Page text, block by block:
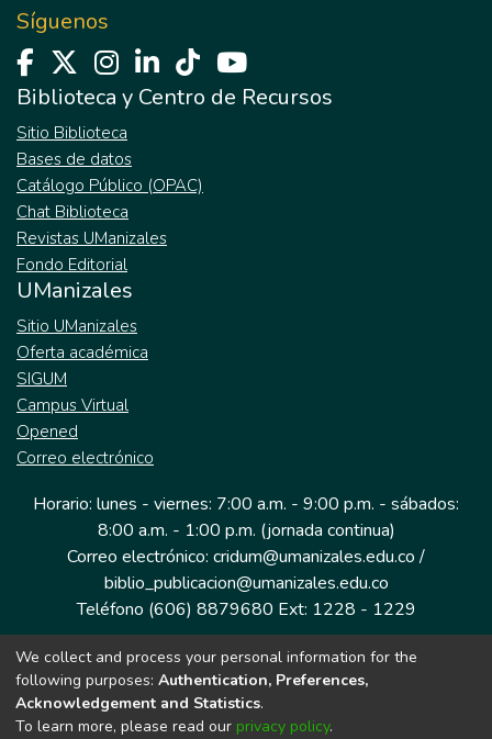
Síguenos
Biblioteca y Centro de Recursos
Sitio Biblioteca
Bases de datos
Catálogo Público (OPAC)
Chat Biblioteca
Revistas UManizales
Fondo Editorial
UManizales
Sitio UManizales
Oferta académica
SIGUM
Campus Virtual
Opened
Correo electrónico
Horario: lunes - viernes: 7:00 a.m. - 9:00 p.m. - sábados:
8:00 a.m. - 1:00 p.m. (jornada continua)
Correo electrónico: cridum@umanizales.edu.co /
biblio_publicacion@umanizales.edu.co
Teléfono (606) 8879680 Ext: 1228 - 1229
Dirección: Cra 9 a # 19-03 Edificio histórico, piso 1
Manizales, Caldas
Colombia.
We collect and process your personal information for the
following purposes: Authentication, Preferences,
Acknowledgement and Statistics.
To learn more, please read our privacy policy.